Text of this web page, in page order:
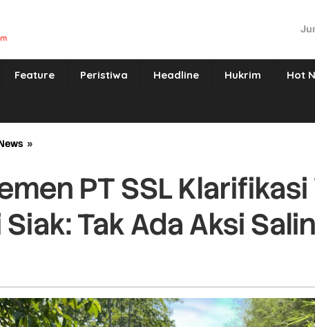
Feature Peristiwa Headline Hukrim Hot
»
Klarifikasi
Video
Bupati
Siak:
Saling
Bentak
PT SSL
Tak Ada Aksi